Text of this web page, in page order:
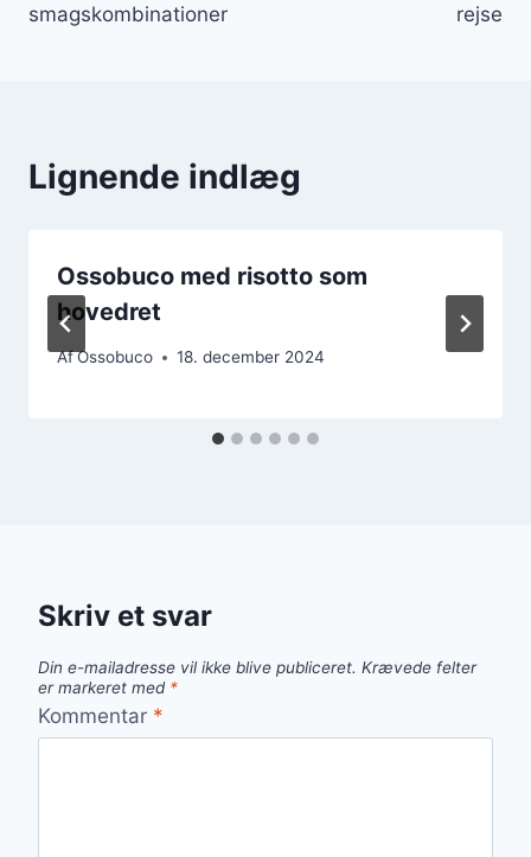
smagskombinationer
rejse
Lignende indlæg
Ossobuco med risotto som
hovedret
AfOssobuco 18. december 2024
Skriv et svar
Din e-mailadresse vil ikke blive publiceret. Krævede felter
er markeret med *
Kommentar *